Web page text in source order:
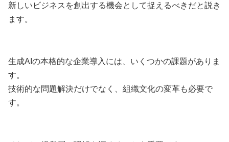
新しいビジネスを創出する機会として捉えるべきだと説き
ます。
生成AIの本格的な企業導入には、いくつかの課題がありま
す。
技術的な問題解決だけでなく、組織文化の変革も必要で
す。